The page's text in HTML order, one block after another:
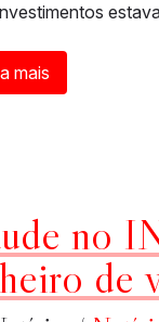
mais
no
de